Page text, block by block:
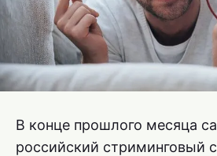
В конце прошлого месяца
российский стриминговый